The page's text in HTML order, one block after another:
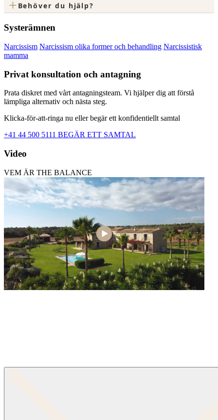
+ Behöver du hjälp?
Systerämnen
Narcissism Narcissism olika former och behandling Narcissistisk
mamma
Privat konsultation och antagning
Prata diskret med vårt antagningsteam. Vi hjälper dig att förstå
lämpliga alternativ och nästa steg.
Klicka-för-att-ringa nu eller begär ett konfidentiellt samtal
+41 44 500 5111 BEGÄR ETT SAMTAL
Video
VEM ÄR THE BALANCE